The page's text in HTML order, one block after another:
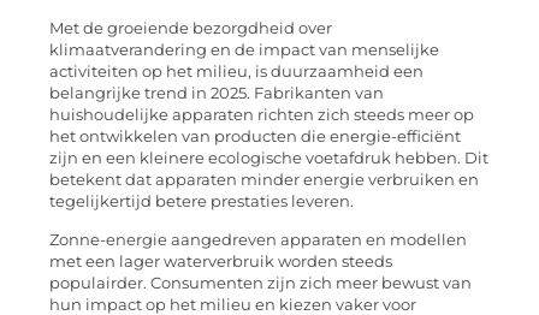
Met de groeiende bezorgdheid over
klimaatverandering en de impact van menselijke
activiteiten op het milieu, is duurzaamheid een
belangrijke trend in 2025. Fabrikanten van
huishoudelijke apparaten richten zich steeds meer op
het ontwikkelen van producten die energie-efficiënt
zijn en een kleinere ecologische voetafdruk hebben. Dit
betekent dat apparaten minder energie verbruiken en
tegelijkertijd betere prestaties leveren.
Zonne-energie aangedreven apparaten en modellen
met een lager waterverbruik worden steeds
populairder. Consumenten zijn zich meer bewust van
hun impact op het milieu en kiezen vaker voor